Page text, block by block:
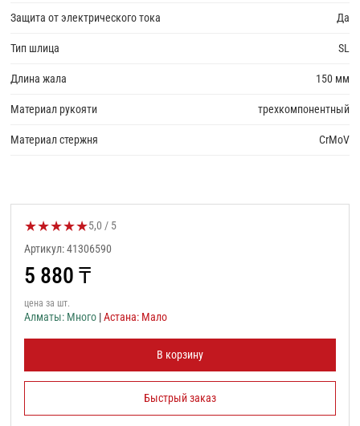
Защита от электрического тока Да
Тип шлица SL
Длина жала 150 мм
Материал рукояти трехкомпонентный
Материал стержня CrMoV
★★★★★Оценка товара:
5,0 / 5
Артикул: 41306590
5 880 ₸
цена за шт.
Алматы: Много |Астана: Мало
В корзину
Быстрый заказ